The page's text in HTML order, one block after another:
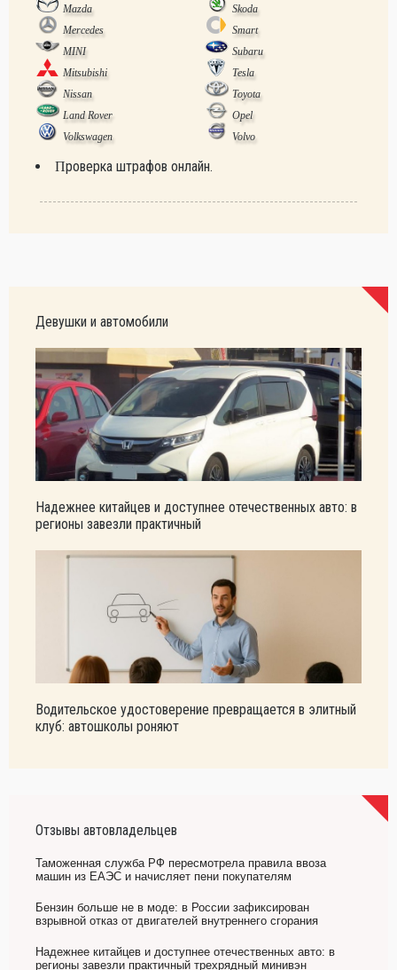
Mazda
Skoda
Mercedes
Smart
MINI
Subaru
Mitsubishi
Tesla
Nissan
Toyota
Land Rover
Opel
Volkswagen
Volvo
Проверка штрафов онлайн.
Девушки и автомобили
Надежнее китайцев и доступнее отечественных авто: в
регионы завезли практичный
Водительское удостоверение превращается в элитный
клуб: автошколы роняют
Отзывы автовладельцев
Таможенная служба РФ пересмотрела правила ввоза
машин из ЕАЭС и начисляет пени покупателям
Бензин больше не в моде: в России зафиксирован
взрывной отказ от двигателей внутреннего сгорания
Надежнее китайцев и доступнее отечественных авто: в
регионы завезли практичный трехрядный минивэн